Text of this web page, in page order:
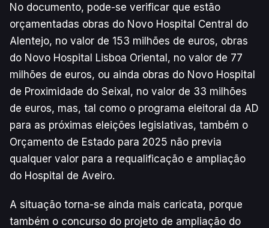
No documento, pode-se verificar que estão
orçamentadas obras do Novo Hospital Central do
Alentejo, no valor de 153 milhões de euros, obras
do Novo Hospital Lisboa Oriental, no valor de 77
milhões de euros, ou ainda obras do Novo Hospital
de Proximidade do Seixal, no valor de 33 milhões
de euros, mas, tal como o programa eleitoral da AD
para as próximas eleições legislativas, também o
Orçamento de Estado para 2025 não previa
qualquer valor para a requalificação e ampliação
do Hospital de Aveiro.
A situação torna-se ainda mais caricata, porque
também o concurso do projeto de ampliação do